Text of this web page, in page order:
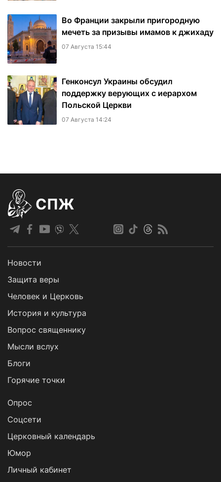
Во Франции закрыли пригородную
мечеть за призывы имамов к джихаду
07 Августа 15:44
Генконсул Украины обсудил
поддержку верующих с иерархом
Польской Церкви
07 Августа 14:24
СПЖ
Новости
Защита веры
Человек и Церковь
История и культура
Вопрос священнику
Мысли вслух
Блоги
Горячие точки
Опрос
Cоцсети
Церковный календарь
Юмор
Личный кабинет